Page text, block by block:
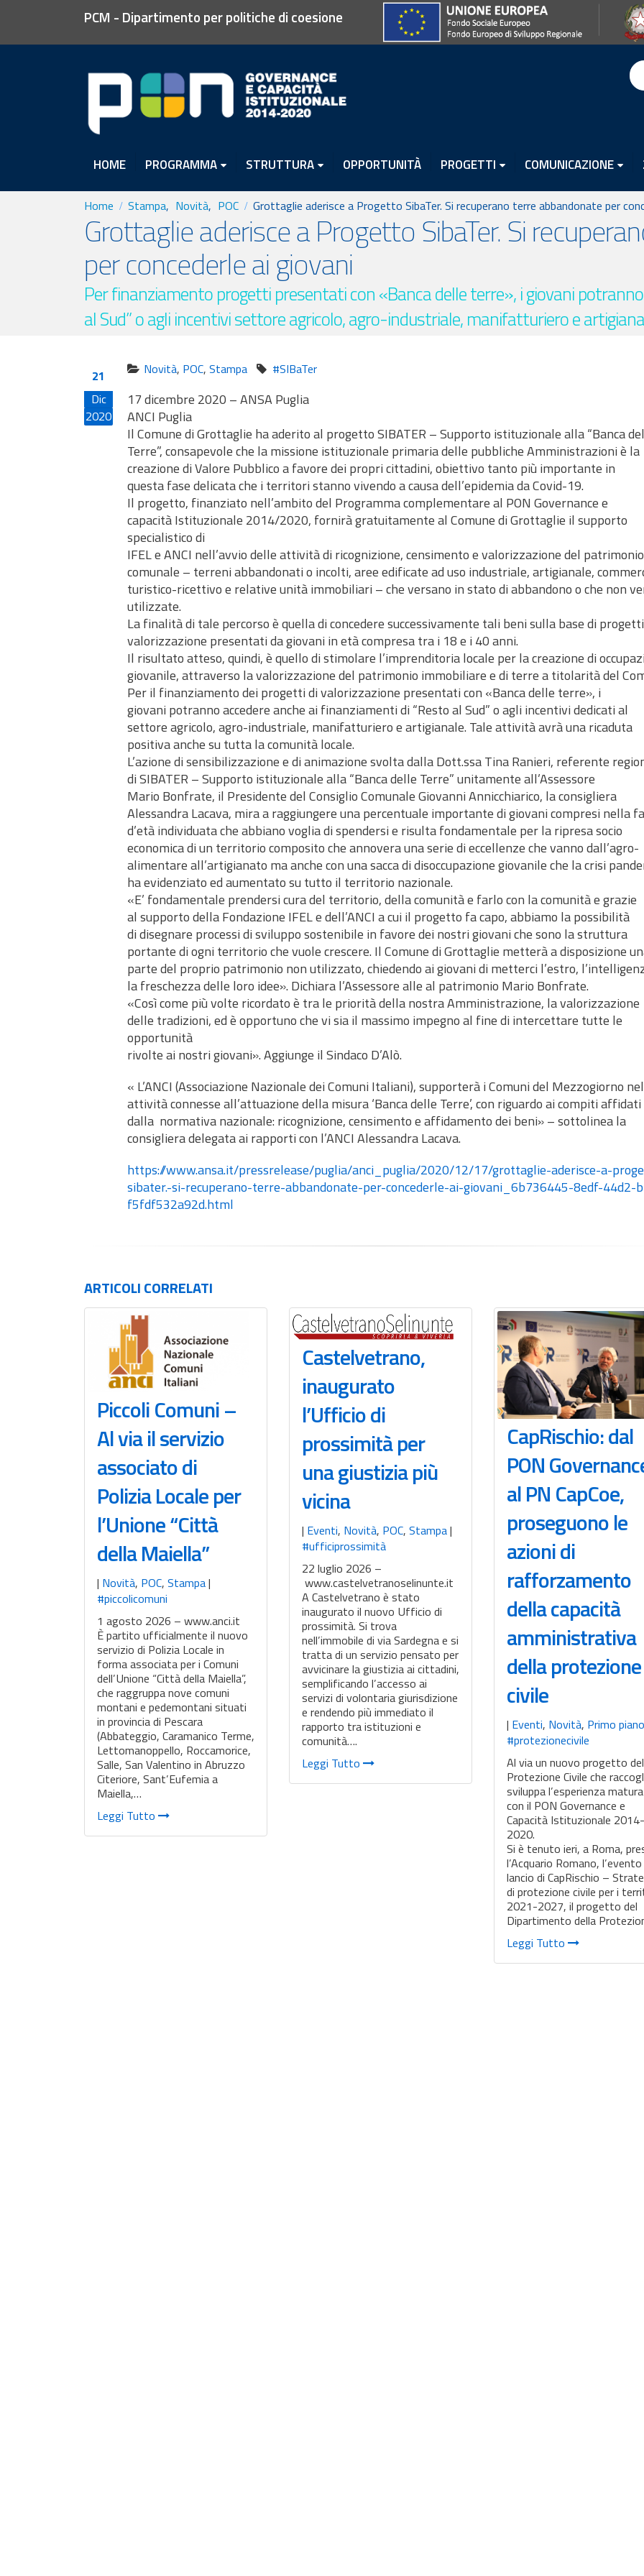
PCM - Dipartimento per politiche di coesione
HOME PROGRAMMA STRUTTURA OPPORTUNITÀ PROGETTI COMUNICAZIONE
Home Stampa, Novità, POC Grottaglie aderisce a Progetto SibaTer. Si recuperano terre abbandonate per
Grottaglie aderisce a Progetto SibaTer. Si
per concederle ai giovani
Per finanziamento progetti presentati con «Banca delle terre», i giovani
al Sud” o agli incentivi settore agricolo, agro-industriale, manifatturiero e
21
Dic
2020
Novità, POC,Stampa #SIBaTer
17 dicembre 2020 – ANSA Puglia
ANCI Puglia
Il Comune di Grottaglie ha aderito al progetto SIBATER – Supporto istituzionale alla “Banca
Terre”, consapevole che la missione istituzionale primaria delle pubbliche Amministrazioni è la
creazione di Valore Pubblico a favore dei propri cittadini, obiettivo tanto più importante in
questa fase delicata che i territori stanno vivendo a causa dell’epidemia da Covid-19.
Il progetto, finanziato nell’ambito del Programma complementare al PON Governance e
capacità Istituzionale 2014/2020, fornirà gratuitamente al Comune di Grottaglie il supporto
specialistico di
IFEL e ANCI nell’avvio delle attività di ricognizione, censimento e valorizzazione del patrimonio
comunale – terreni abbandonati o incolti, aree edificate ad uso industriale, artigianale,
turistico-ricettivo e relative unità immobiliari – che versano in stato di abbandono o che non
utilizzate.
La finalità di tale percorso è quella di concedere successivamente tali beni sulla base di
valorizzazione presentati da giovani in età compresa tra i 18 e i 40 anni.
Il risultato atteso, quindi, è quello di stimolare l’imprenditoria locale per la creazione di
giovanile, attraverso la valorizzazione del patrimonio immobiliare e di terre a titolarità del
Per il finanziamento dei progetti di valorizzazione presentati con «Banca delle terre», i
giovani potranno accedere anche ai finanziamenti di “Resto al Sud” o agli incentivi dedicati al
settore agricolo, agro-industriale, manifatturiero e artigianale. Tale attività avrà una ricaduta
positiva anche su tutta la comunità locale.
L’azione di sensibilizzazione e di animazione svolta dalla Dott.ssa Tina Ranieri, referente
di SIBATER – Supporto istituzionale alla “Banca delle Terre” unitamente all’Assessore
Mario Bonfrate, il Presidente del Consiglio Comunale Giovanni Annicchiarico, la consigliera
Alessandra Lacava, mira a raggiungere una percentuale importante di giovani compresi nella
d’età individuata che abbiano voglia di spendersi e risulta fondamentale per la ripresa socio
economica di un territorio composito che annovera una serie di eccellenze che vanno dall’agro-
alimentare all’artigianato ma anche con una sacca di disoccupazione giovanile che la crisi
ha evidenziato ed aumentato su tutto il territorio nazionale.
«E’ fondamentale prendersi cura del territorio, della comunità e farlo con la comunità e grazie
al supporto della Fondazione IFEL e dell’ANCI a cui il progetto fa capo, abbiamo la possibilità
di disegnare processi di sviluppo sostenibile in favore dei nostri giovani che sono la struttura
portante di ogni territorio che vuole crescere. Il Comune di Grottaglie metterà a disposizione
parte del proprio patrimonio non utilizzato, chiedendo ai giovani di metterci l’estro,
la freschezza delle loro idee». Dichiara l’Assessore alle al patrimonio Mario Bonfrate.
«Così come più volte ricordato è tra le priorità della nostra Amministrazione, la valorizzazione
delle tradizioni, ed è opportuno che vi sia il massimo impegno al fine di intercettare tutte le
opportunità
rivolte ai nostri giovani». Aggiunge il Sindaco D’Alò.
« L’ANCI (Associazione Nazionale dei Comuni Italiani), supporterà i Comuni del Mezzogiorno
attività connesse all’attuazione della misura ‘Banca delle Terre’, con riguardo ai compiti
dalla normativa nazionale: ricognizione, censimento e affidamento dei beni» – sottolinea la
consigliera delegata ai rapporti con l’ANCI Alessandra Lacava.
https://www.ansa.it/pressrelease/puglia/anci_puglia/2020/12/17/grottaglie-aderisce-a-
sibater.-si-recuperano-terre-abbandonate-per-concederle-ai-giovani_6b736445-8edf-44d2-
f5fdf532a92d.html
ARTICOLICORRELATI
Piccoli Comuni –
Al via il servizio
associato di
Polizia Locale per
l’Unione “Città
della Maiella”
| Novità, POC, Stampa|
#piccolicomuni
1 agosto 2026 – www.anci.it
È partito ufficialmente il nuovo
servizio di Polizia Locale in
forma associata per i Comuni
dell’Unione “Città della Maiella”,
che raggruppa nove comuni
montani e pedemontani situati
in provincia di Pescara
(Abbateggio, Caramanico Terme,
Lettomanoppello, Roccamorice,
Salle, San Valentino in Abruzzo
Citeriore, Sant’Eufemia a
Maiella,…
Leggi Tutto
Castelvetrano,
inaugurato
l’Ufficio di
prossimità per
una giustizia più
vicina
| Eventi, Novità, POC, Stampa|
#ufficiprossimità
22 luglio 2026 –
www.castelvetranoselinunte.it
A Castelvetrano è stato
inaugurato il nuovo Ufficio di
prossimità. Si trova
nell’immobile di via Sardegna e si
tratta di un servizio pensato per
avvicinare la giustizia ai cittadini,
semplificando l’accesso ai
servizi di volontaria giurisdizione
e rendendo più immediato il
rapporto tra istituzioni e
comunità….
Leggi Tutto
CapRischio: dal
PON
al PN CapCoe,
proseguono le
azioni di
rafforzamento
della capacità
amministrativa
della protezione
civile
| Eventi, Novità, Primo piano
#protezionecivile
Al via un nuovo progetto
Protezione Civile che
sviluppa l’esperienza
con il PON Governance e
Capacità Istituzionale 2014-
2020.
Si è tenuto ieri, a Roma,
l’Acquario Romano,
lancio di CapRischio –
di protezione civile per i
2021-2027, il progetto del
Dipartimento della
Leggi Tutto